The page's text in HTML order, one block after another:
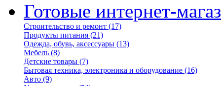
Готовые интернет-
Строительство и ремонт (17)
Продукты питания (21)
Одежда, обувь, аксессуары (13)
Мебель (8)
Детские товары (7)
Бытовая техника, электроника и оборудование (16)
Авто (9)